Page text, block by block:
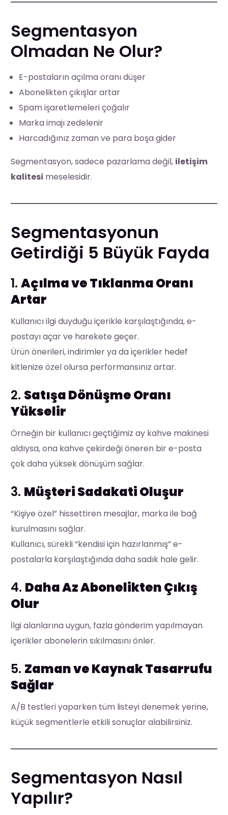
Segmentasyon
Olmadan Ne Olur?
E-postaların açılma oranı düşer
Abonelikten çıkışlar artar
Spam işaretlemeleri çoğalır
Marka imajı zedelenir
Harcadığınız zaman ve para boşa gider
Segmentasyon, sadece pazarlama değil, iletişim
kalitesi meselesidir.
Segmentasyonun
Getirdiği 5 Büyük Fayda
1.Açılma ve Tıklanma Oranı
Artar
Kullanıcı ilgi duyduğu içerikle karşılaştığında, e-
postayı açar ve harekete geçer.
Ürün önerileri, indirimler ya da içerikler hedef
kitlenize özel olursa performansınız artar.
2. Satışa Dönüşme Oranı
Yükselir
Örneğin bir kullanıcı geçtiğimiz ay kahve makinesi
aldıysa, ona kahve çekirdeği öneren bir e-posta
çok daha yüksek dönüşüm sağlar.
3. Müşteri Sadakati Oluşur
“Kişiye özel” hissettiren mesajlar, marka ile bağ
kurulmasını sağlar.
Kullanıcı, sürekli “kendisi için hazırlanmış” e-
postalarla karşılaştığında daha sadık hale gelir.
4. Daha Az Abonelikten Çıkış
Olur
İlgi alanlarına uygun, fazla gönderim yapılmayan
içerikler abonelerin sıkılmasını önler.
5. Zaman ve Kaynak Tasarrufu
Sağlar
A/B testleri yaparken tüm listeyi denemek yerine,
küçük segmentlerle etkili sonuçlar alabilirsiniz.
Segmentasyon Nasıl
Yapılır?